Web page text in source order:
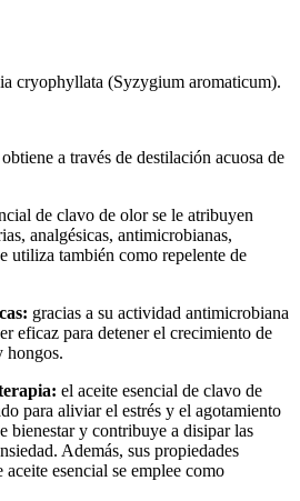
cryophyllata (Syzygium aromaticum).
obtiene a través de destilación acuosa de
de clavo de olor se le atribuyen
analgésicas, antimicrobianas,
utiliza también como repelente de
gracias a su actividad antimicrobiana
eficaz para detener el crecimiento de
hongos.
el aceite esencial de clavo de
para aliviar el estrés y el agotamiento
bienestar y contribuye a disipar las
Además, sus propiedades
aceite esencial se emplee como